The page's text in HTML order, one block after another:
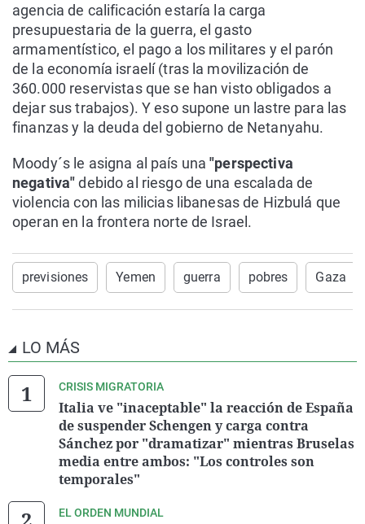
agencia de calificación estaría la carga
presupuestaria de la guerra, el gasto
armamentístico, el pago a los militares y el parón
de la economía israelí (tras la movilización de
360.000 reservistas que se han visto obligados a
dejar sus trabajos). Y eso supone un lastre para las
finanzas y la deuda del gobierno de Netanyahu.
Moody´s le asigna al país una "perspectiva
negativa"debido al riesgo de una escalada de
violencia con las milicias libanesas de Hizbulá que
operan en la frontera norte de Israel.
previsiones Yemen guerra pobres Gaza
LO MÁS
CRISIS MIGRATORIA
Italia ve "inaceptable" la reacción de España
de suspender Schengen y carga contra
Sánchez por "dramatizar" mientras Bruselas
media entre ambos: "Los controles son
temporales"
EL ORDEN MUNDIAL